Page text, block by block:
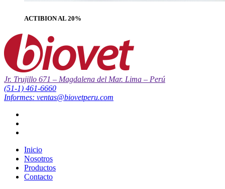
ACTIBION AL 20%
Jr. Trujillo 671 – Magdalena del Mar. Lima – Perú
(51-1) 461-6660
Informes: ventas@biovetperu.com
Inicio
Nosotros
Productos
Contacto